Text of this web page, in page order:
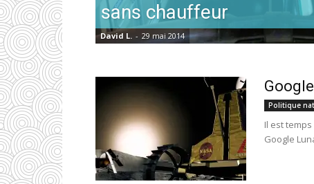
sans chauffeur
David L. - 29 mai 2014
Politique
Il est
Google